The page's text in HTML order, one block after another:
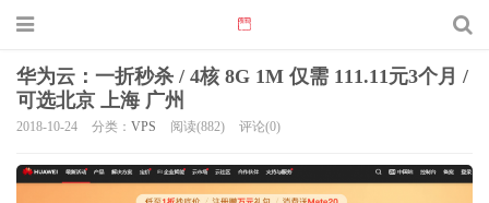
华为云：一折秒杀 / 4核 8G 1M 仅需 111.11元3个月 /
可选北京 上海 广州
2018-10-24 分类： VPS 阅读(882) 评论(0)